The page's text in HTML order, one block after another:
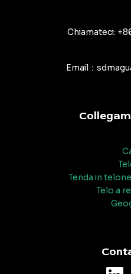
Chiamateci:
Email：
Tenda in
Telo a